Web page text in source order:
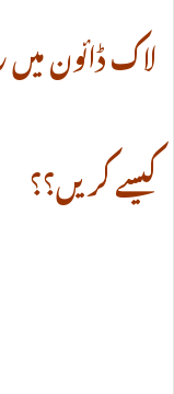
لاک ڈائون میں
کیسے کریں؟؟